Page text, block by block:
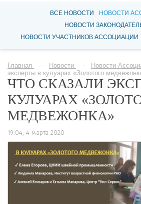
ВСЕ НОВОСТИ
НОВОСТИ
НОВОСТИ
НОВОСТИ УЧАСТНИКОВ АССОЦИАЦИИ
Главная Новости Новости
эксперты в кулуарах «Золотого
ЧТО СКАЗАЛИ
КУЛУАРАХ
МЕДВЕЖОНКА»
19:04, 4 марта 2020